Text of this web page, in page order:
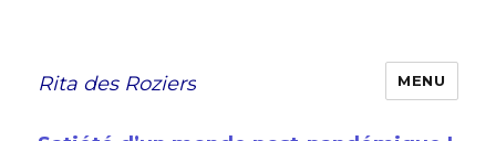
Rita des Roziers MENU